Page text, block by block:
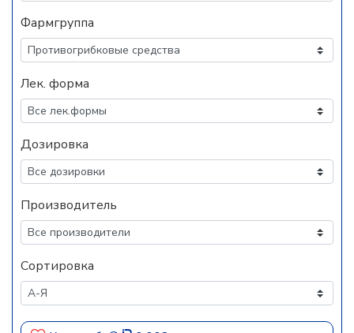
Фармгруппа
Лек. форма
Дозировка
Производитель
Сортировка